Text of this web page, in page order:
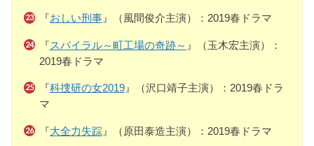
『おしい刑事』（風間俊介主演）：2019春ドラマ
『スパイラル～町工場の奇跡～ 』（玉木宏主演）：
2019春ドラマ
『科捜研の女2019』（沢口靖子主演）：2019春ドラ
マ
『大全力失踪』（原田泰造主演）：2019春ドラマ